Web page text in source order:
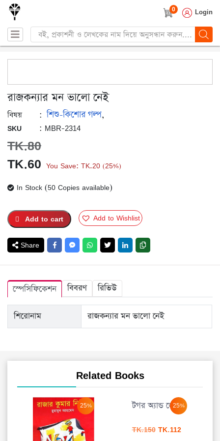
0 Login
Products
search
রাজকন্যার মন ভালো নেই
বিষয় : শিশু-কিশোর গল্প,
SKU : MBR-2314
TK.80
Original
price
TK.80.
TK.60 Current
price
TK.60.
You Save: TK.20 (25%)
In Stock (50 Copies available)
Add to cart Add to Wishlist
Share
স্পেসিফিকেশন বিবরণ রিভিউ
শিরোনাম রাজকন্যার মন ভালো নেই
Related Books
25% 25%
টগর অ্যান্ড জেরী
TK.150 Original
TK.112Current